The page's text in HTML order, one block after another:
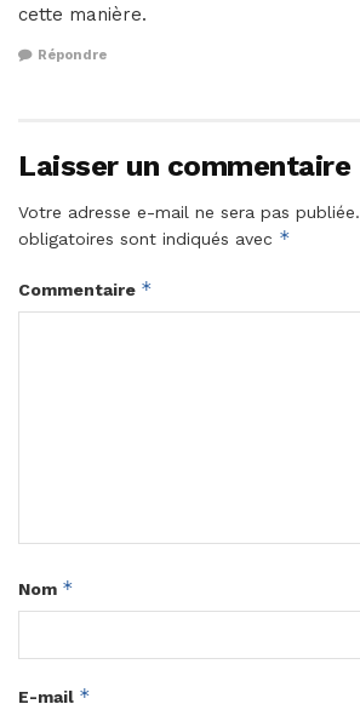
cette manière.
Répondre
Laisser un commentaire
Votre adresse e-mail ne sera pas publiée.
obligatoires sont indiqués avec *
Commentaire *
Nom *
E-mail *